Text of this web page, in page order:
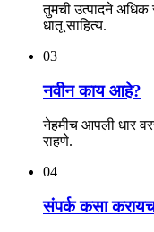
तुमची उत्पादने अधिक
धातू साहित्य.
03
नवीन काय आहे?
नेहमीच आपली धार
राहणे.
04
संपर्क कसा